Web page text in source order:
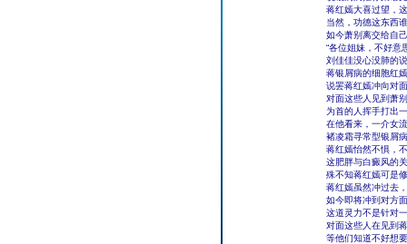
蒋红嫣大喜过望，
当然，功德这东西
如今萧别离交给自
“各位姐妹，不好意
刘佳佳没心没肺的
蒋银屑病的细胞红
说罢蒋红嫣冲向对
对面这些人见到萧
为首的人挥手打出
在他看来，一介女
褚凌霜寻常型银屑
蒋红嫣怡然不惧，
这肥胖与白癜风的
殊不知蒋红嫣可是
蒋红嫣虽然冲过去
如今即将冲到对方
这道灵力不是针对
对面这些人在见到
等他们知道不好想